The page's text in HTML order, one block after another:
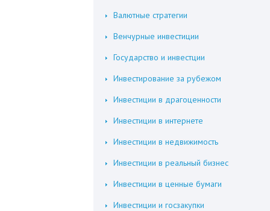
Валютные стратегии
Венчурные инвестиции
Государство и инвестции
Инвестирование за рубежом
Инвестиции в драгоценности
Инвестиции в интернете
Инвестиции в недвижимость
Инвестиции в реальный бизнес
Инвестиции в ценные бумаги
Инвестиции и госзакупки